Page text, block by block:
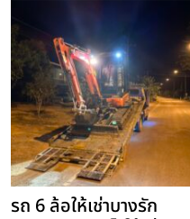
รถ 6 ล้อให้เช่าบางรัก